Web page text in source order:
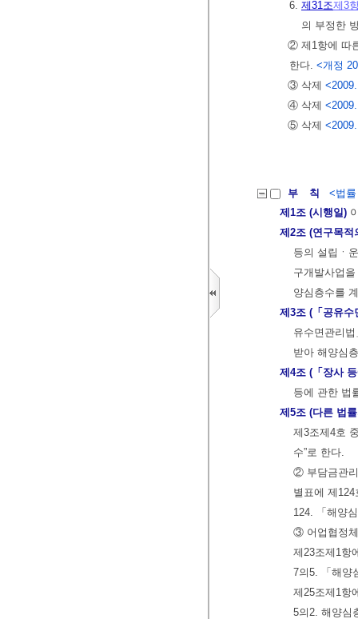
6. 제31조제3
의 부정한
② 제1항에 따
한다. <개정
③ 삭제
④ 삭제
⑤ 삭제
부 칙
<법
제1조 (시행일)
제2조 (연구목적
등의 설립ㆍ
구개발사업
양심층수를
제3조 (「공유수
유수면관리
받아 해양심
제4조 (「장사
등에 관한 법
제5조 (다른 법
제3조제4호
수”로 한다.
② 부담금관
별표에 제
124. 「해양
③ 어업협정
제23조제1항
7의5. 「해양
제25조제1항
5의2. 해양심